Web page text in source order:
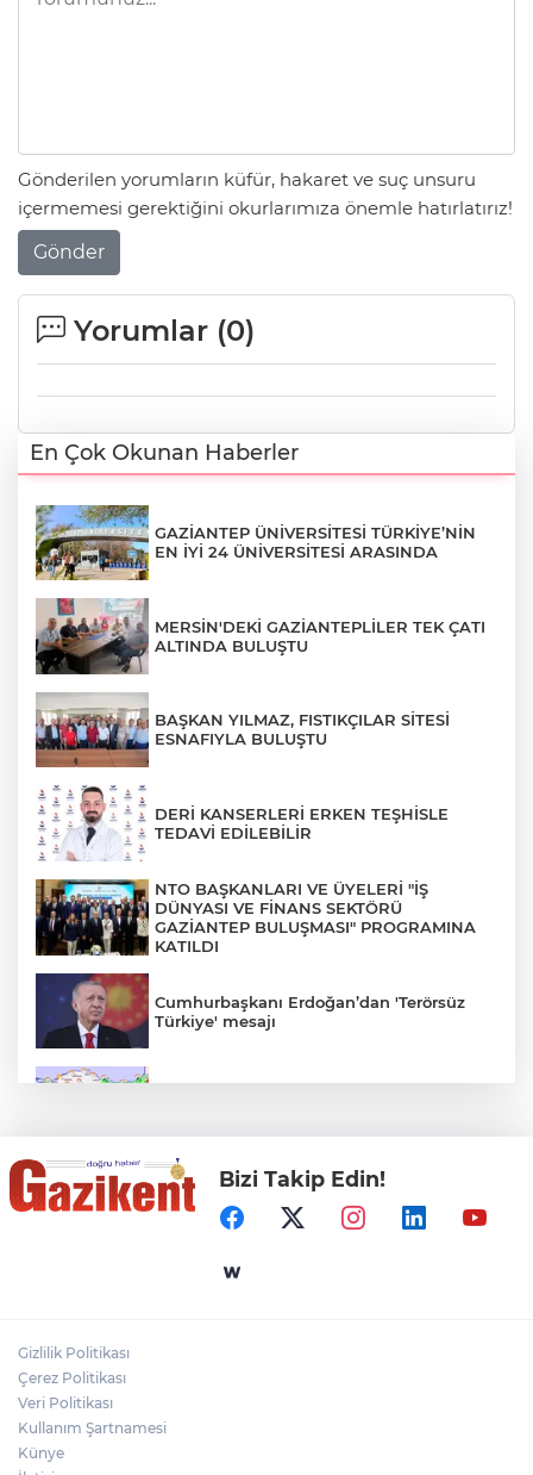
Gönderilen yorumların küfür, hakaret ve suç unsuru
içermemesi gerektiğini okurlarımıza önemle hatırlatırız!
Gönder
Yorumlar (0)
En Çok Okunan Haberler
GAZİANTEP ÜNİVERSİTESİ TÜRKİYE’NİN
EN İYİ 24 ÜNİVERSİTESİ ARASINDA
MERSİN'DEKİ GAZİANTEPLİLER TEK ÇATI
ALTINDA BULUŞTU
BAŞKAN YILMAZ, FISTIKÇILAR SİTESİ
ESNAFIYLA BULUŞTU
DERİ KANSERLERİ ERKEN TEŞHİSLE
TEDAVİ EDİLEBİLİR
NTO BAŞKANLARI VE ÜYELERİ "İŞ
DÜNYASI VE FİNANS SEKTÖRÜ
GAZİANTEP BULUŞMASI" PROGRAMINA
KATILDI
Cumhurbaşkanı Erdoğan’dan 'Terörsüz
Türkiye' mesajı
Gaziantep Üniversitesi Elektrik-Elektronik
Mühendisliği: Teknolojinin ve Enerjinin
Geleceğine Yön Veren Eğitim
"BEBEĞİ TÜM GECE AYNI BEZLE
Bizi Takip Edin!
Gizlilik Politikası
Çerez Politikası
Veri Politikası
Kullanım Şartnamesi
Künye